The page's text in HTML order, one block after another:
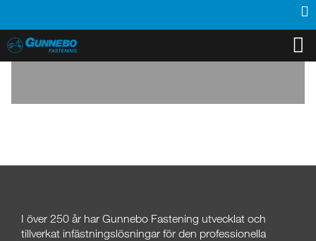
PRODUKTER
SUPPORT
KONTAKT
I över 250 år har Gunnebo Fastening utvecklat och
tillverkat infästningslösningar för den professionella